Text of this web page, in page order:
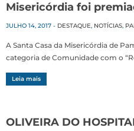
Misericórdia foi
JULHO 14, 2017 - DESTAQUE, NOTÍCIAS,
A Santa Casa da Misericórdia de
categoria de Comunidade com o
Leia mais
OLIVEIRA DO